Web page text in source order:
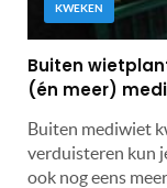
KWEKEN
Buiten
(én meer)
Buiten mediwiet
verduisteren kun
ook nog eens